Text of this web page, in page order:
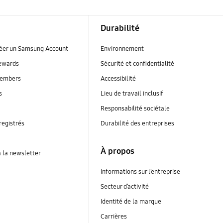
un Samsung Account
la newsletter
Durabilité
Environnement
Sécurité et confidentialité
Accessibilité
Lieu de travail inclusif
Responsabilité sociétale
Durabilité des entreprises
À propos
Informations sur l’entreprise
Secteur d’activité
Identité de la marque
Carrières